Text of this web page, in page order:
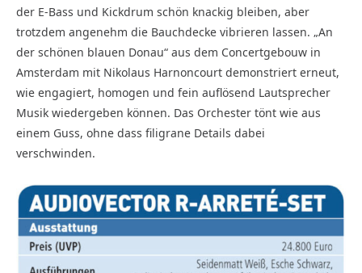
der E-Bass und Kickdrum schön knackig bleiben, aber
trotzdem angenehm die Bauchdecke vibrieren lassen. „An
der schönen blauen Donau“ aus dem Concertgebouw in
Amsterdam mit Nikolaus Harnoncourt demonstriert erneut,
wie engagiert, homogen und fein auflösend Lautsprecher
Musik wiedergeben können. Das Orchester tönt wie aus
einem Guss, ohne dass filigrane Details dabei
verschwinden.